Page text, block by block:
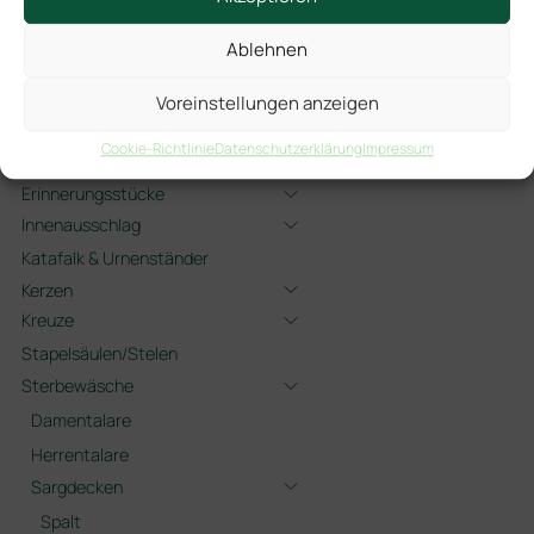
Ablehnen
Voreinstellungen anzeigen
Cookie-RichtlinieDatenschutzerklärungImpressum
Bestatterzubehör
Erinnerungsstücke
Innenausschlag
Katafalk & Urnenständer
Kerzen
Kreuze
Stapelsäulen/Stelen
Sterbewäsche
Damentalare
Herrentalare
Sargdecken
Spalt